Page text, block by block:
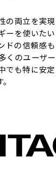
の両立を実
ーを使いた
ドの信頼感
くのユーザ
でも特に安